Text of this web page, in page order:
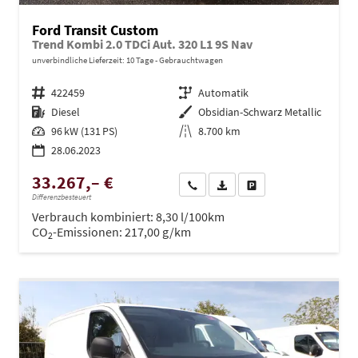
Ford Transit Custom
Trend Kombi 2.0 TDCi Aut. 320 L1 9S Nav
unverbindliche Lieferzeit: 10 Tage Gebrauchtwagen
Fahrzeugnr. 422459 Getriebe Automatik
Kraftstoff Diesel Außenfarbe Obsidian-Schwarz Metallic
Leistung 96 kW (131 PS) Kilometerstand 8.700 km
28.06.2023
33.267,– €
Differenzbesteuert
Wir rufen Sie anPDF-Datei, Fahrzeugexposé
Verbrauch kombiniert: 8,30 l/100km
CO2-Emissionen: 217,00 g/km